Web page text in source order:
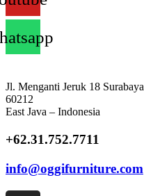
Jl. Menganti Jeruk 18 Surabaya
60212
East Java – Indonesia
+62.31.752.7711
info@oggifurniture.com